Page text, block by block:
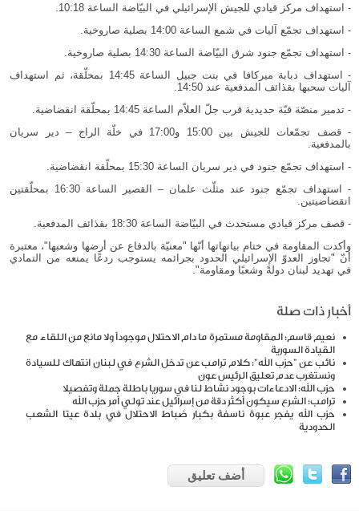
- استهداف مركز قيادي للجيش الإسرائيلي في البيّاضة الساعة 10:18.
- استهداف تجمّع آليات في شمع الساعة 14:00 بصلية صاروخية.
- استهداف تجمّع جنود شرق البيّاضة الساعة 14:30 بصلية صاروخية.
- استهداف دبابة ميركافا في بنت جبيل الساعة 14:45 بمحلّقة، ثم استهداف
آليات سحبها بقذائف المدفعية عند 14:50.
- تدمير منصّة قبّة حديدية قرب جلّ العلاّم الساعة 14:45 بمحلّقة انقضاضية.
- قصف تجمّعات للجيش بين 15:00 و17:00 في خلّة الراج – دير سريان
بالمدفعية.
- استهداف تجمّع جنود في دير سريان الساعة 15:30 بمحلّقة انقضاضية.
- استهداف تجمّع جنود عند مثلّث علمان – القصير الساعة 16:30 بمحلّقتين
انقضاضيتين.
- قصف مركز قيادي مستحدث في البيّاضة الساعة 18:30 بقذائف المدفعية.
وأكدت المقاومة في ختام بيانهاتها أنّها "معنيّة بالدفاع عن أرضها وشعبها"، معتبرة
أنّ "تجاوز العدوّ الإسرائيلي الحدود بجرائمه يستوجب ردعًا يمنعه من التمادي
في تهديد لبنان دولةً وشعبًا ومقاومة".
أخبار ذات صلة
نعيم قاسم: المقاومة مستمرة ما دام الاحتلال موجوداً ولا مانع من اللقاء مع
القيادة السورية
نائب عن "حزب الله": كلام ترامب عن تدخل الشرع في لبنان انتهاك للسيادة
ونستغرب عدم تعليق الرئيس عون
حزب الله: الادعاءات بوجود نشاط لنا في سوريا باطلة جملة وتفصيلا
ترامب: الشرع سيكون أكثر دقة من إسرائيل عند تولي أمر حزب الله
حزب الله يفجر عبوة ناسفة بكبار ضباط الاحتلال في بلدة عيتا الشعب
الحدودية
أضف تعليق